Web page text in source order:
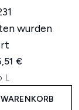
wurden
Preis:
€
L